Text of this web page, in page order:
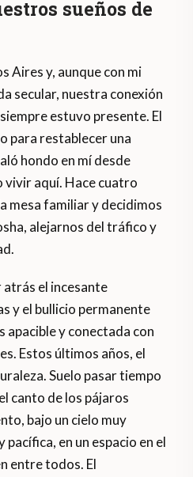
sueños de
Aires y, aunque con mi
secular, nuestra conexión
estuvo presente. El
para restablecer una
hondo en mí desde
vivir aquí. Hace cuatro
mesa familiar y decidimos
alejarnos del tráfico y
el incesante
y el bullicio permanente
apacible y conectada con
Estos últimos años, el
Suelo pasar tiempo
canto de los pájaros
bajo un cielo muy
pacífica, en un espacio en el
entre todos. El